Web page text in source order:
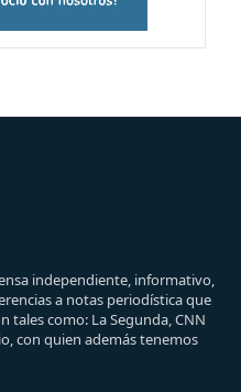
independiente, informativo,
a notas periodística que
tales como: La Segunda, CNN
con quien además tenemos